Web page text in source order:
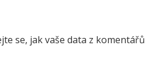
se, jak vaše data z komentářů